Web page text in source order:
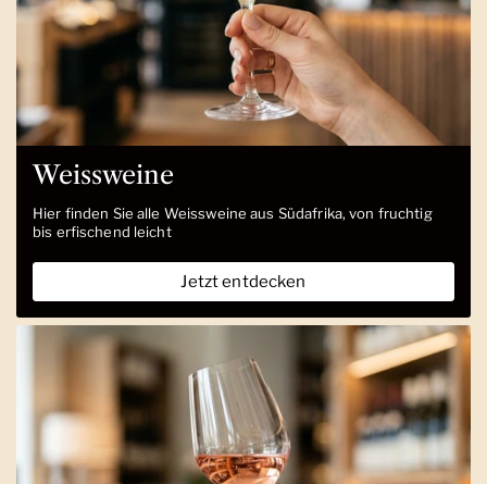
Weissweine
Hier finden Sie alle Weissweine aus Südafrika, von fruchtig
bis erfischend leicht
Jetzt entdecken